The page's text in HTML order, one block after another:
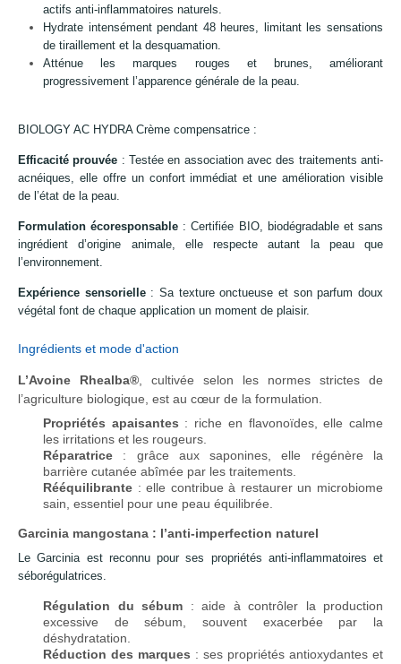
actifs anti-inflammatoires naturels.
Hydrate intensément pendant 48 heures, limitant les sensations
de tiraillement et la desquamation.
Atténue les marques rouges et brunes, améliorant
progressivement l’apparence générale de la peau.
BIOLOGY AC HYDRA Crème compensatrice :
Efficacité prouvée : Testée en association avec des traitements anti-
acnéiques, elle offre un confort immédiat et une amélioration visible
de l’état de la peau.
Formulation écoresponsable : Certifiée BIO, biodégradable et sans
ingrédient d’origine animale, elle respecte autant la peau que
l’environnement.
Expérience sensorielle: Sa texture onctueuse et son parfum doux
végétal font de chaque application un moment de plaisir.
Ingrédients et mode d'action
L’Avoine Rhealba®, cultivée selon les normes strictes de
l’agriculture biologique, est au cœur de la formulation.
Propriétés apaisantes : riche en flavonoïdes, elle calme
les irritations et les rougeurs.
Réparatrice : grâce aux saponines, elle régénère la
barrière cutanée abîmée par les traitements.
Rééquilibrante : elle contribue à restaurer un microbiome
sain, essentiel pour une peau équilibrée.
Garcinia mangostana : l’anti-imperfection naturel
Le Garcinia est reconnu pour ses propriétés anti-inflammatoires et
séborégulatrices.
Régulation du sébum : aide à contrôler la production
excessive de sébum, souvent exacerbée par la
déshydratation.
Réduction des marques : ses propriétés antioxydantes et